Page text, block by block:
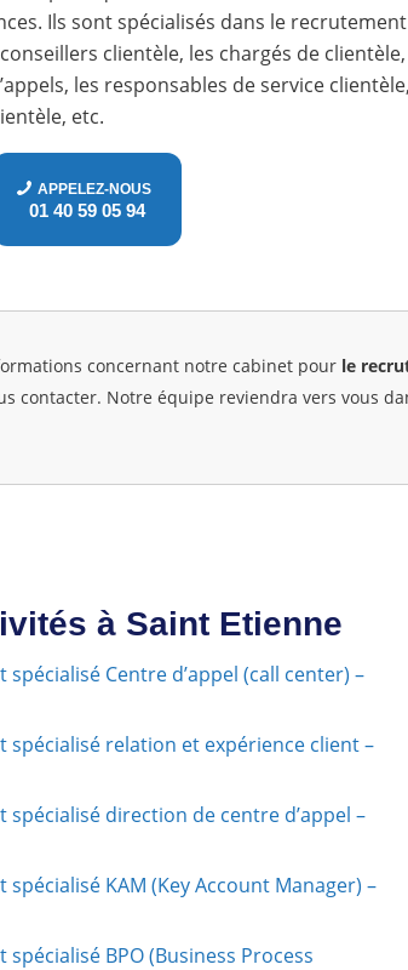
Ils sont spécialisés dans le recrutement
clientèle, les chargés de clientèle,
les responsables de service clientèle,
etc.
APPELEZ-NOUS
01 40 59 05 94
concernant notre cabinet pour le
contacter. Notre équipe reviendra vers vous
à Saint Etienne
Centre d’appel (call center) –
spécialisé relation et expérience client –
direction de centre d’appel –
KAM (Key Account Manager) –
BPO (Business Process